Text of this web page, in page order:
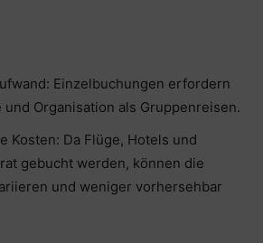
Einzelbuchungen erfordern
und Organisation als Gruppenreisen.
Kosten: Da Flüge, Hotels und
gebucht werden, können die
und weniger vorhersehbar